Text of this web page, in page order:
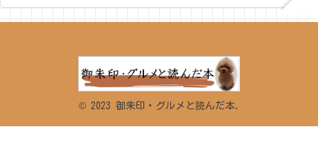
© 2023 御朱印・グルメと読んだ本.